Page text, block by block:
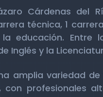
Cárdenas
técnica, 1
educación. Entre
Inglés y la
amplia variedad
profesionales